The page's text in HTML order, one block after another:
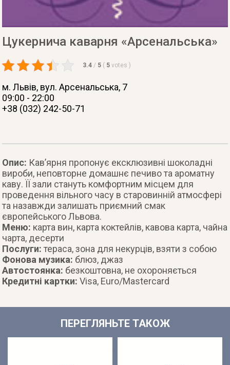
Цукернича каварня «Арсенальська»
3.4 / 5 ( 5 votes )
м. Львів, вул. Арсенальська, 7
09:00 - 22:00
+38 (032) 242-50-71
Опис: Кав’ярня пропонує ексклюзивні шоколадні
вироби, неповторне домашнє печиво та ароматну
каву. ЇЇ зали стануть комфортним місцем для
проведення вільного часу в старовинній атмосфері
та назавжди залишать приємний смак
європейського Львова.
Меню: карта вин, карта коктейлів, кавова карта, чайна
чарта, десерти
Послуги:тераса, зона для некурців, взяти з собою
Фонова музика: блюз, джаз
Автостоянка: безкоштовна, не охороняється
Кредитні картки:Visa, Euro/Mastercard
ПЕРЕГЛЯНЬТЕ ТАКОЖ